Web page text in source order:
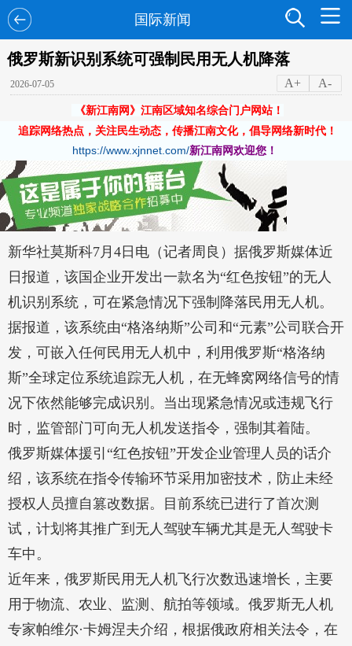
国际新闻
俄罗斯新识别系统可强制民用无人机降落
2026-07-05 A+ A-
《新江南网》江南区域知名综合门户网站！
追踪网络热点，关注民生动态，传播江南文化，倡导网络新时代！
https://www.xjnnet.com/新江南网欢迎您！
新华社莫斯科7月4日电（记者周良）据俄罗斯媒体近
日报道，该国企业开发出一款名为“红色按钮”的无人
机识别系统，可在紧急情况下强制降落民用无人机。
据报道，该系统由“格洛纳斯”公司和“元素”公司联合开
发，可嵌入任何民用无人机中，利用俄罗斯“格洛纳
斯”全球定位系统追踪无人机，在无蜂窝网络信号的情
况下依然能够完成识别。当出现紧急情况或违规飞行
时，监管部门可向无人机发送指令，强制其着陆。
俄罗斯媒体援引“红色按钮”开发企业管理人员的话介
绍，该系统在指令传输环节采用加密技术，防止未经
授权人员擅自篡改数据。目前系统已进行了首次测
试，计划将其推广到无人驾驶车辆尤其是无人驾驶卡
车中。
近年来，俄罗斯民用无人机飞行次数迅速增长，主要
用于物流、农业、监测、航拍等领域。俄罗斯无人机
专家帕维尔·卡姆涅夫介绍，根据俄政府相关法令，在